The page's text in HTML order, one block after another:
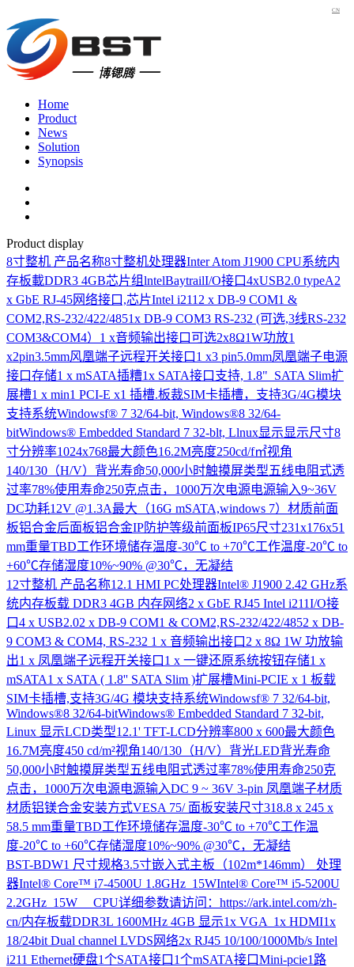
CN
Home
Product
News
Solution
Synopsis
Product display
8寸整机 产品名称8寸整机处理器Inter Atom J1900 CPU系统内
存板載DDR3 4GB芯片组lntelBaytrailI/O接口4xUSB2.0 typeA2
x GbE RJ-45网络接口,芯片Intel i2112 x DB-9 COM1 &
COM2,RS-232/422/4851x DB-9 COM3 RS-232 (可选,3线RS-232
COM3&COM4）1 x音频输出接口可选2x8Ω1W功放1
x2pin3.5mm风凰端子远程开关接口1 x3 pin5.0mm凤凰端子电源
接口存储1 x mSATA插糟1x SATA接口支持, 1.8" SATA Slim扩
展槽1 x min1 PCI-E x1 插槽.板裁SIM卡插槽，支持3G/4G模块
支持系统Windowsf® 7 32/64-bit, Windows®8 32/64-
bitWindows® Embedded Standard 7 32-blt, Llnux显示显示尺寸8
寸分辨率1024x768最大颜色16.2M亮度250cd/f㎡视角
140/130（H/V）背光寿命50,000小时触摸屏类型五线电阻式透
过率78%使用寿命250克点击，1000万次电源电源输入9~36V
DC功耗12V @1.3A最大（16G mSATA,windows 7）材质前面
板铝合金后面板铝合金IP防护等级前面板IP65尺寸231x176x51
mm重量TBD工作环境储存温度-30℃ to +70℃工作温度-20℃ to
+60℃存储湿度10%~90% @30℃，无凝结
12寸整机 产品名称12.1 HMI PC处理器Intel® J1900 2.42 GHz系
统内存板载 DDR3 4GB 内存网络2 x GbE RJ45 Intel i211I/O接
口4 x USB2.02 x DB-9 COM1 & COM2,RS-232/422/4852 x DB-
9 COM3 & COM4, RS-232 1 x 音频输出接口2 x 8Ω 1W 功放输
出1 x 凤凰端子远程开关接口1 x 一键还原系统按钮存储1 x
mSATA1 x SATA ( 1.8'' SATA Slim )扩展槽Mini-PCIE x 1 板载
SIM卡插槽,支持3G/4G 模块支持系统Windowsf® 7 32/64-bit,
Windows®8 32/64-bitWindows® Embedded Standard 7 32-bit,
Linux 显示LCD类型12.1' TFT-LCD分辨率800 x 600最大颜色
16.7M亮度450 cd/m²视角140/130（H/V）背光LED背光寿命
50,000小时触摸屏类型五线电阻式透过率78%使用寿命250克
点击，1000万次电源电源输入DC 9 ~ 36V 3-pin 凤凰端子材质
材质铝镁合金安装方式VESA 75/ 面板安装尺寸318.8 x 245 x
58.5 mm重量TBD工作环境储存温度-30℃ to +70℃工作温
度-20℃ to +60℃存储湿度10%~90% @30℃，无凝结
BST-BDW1 尺寸规格3.5寸嵌入式主板（102m*146mm） 处理
器Intel® Core™ i7-4500U 1.8GHz 15WIntel® Core™ i5-5200U
2.2GHz 15W CPU详细参数请访问：https://ark.intel.com/zh-
cn/内存板载DDR3L 1600MHz 4GB 显示1x VGA 1x HDMI1x
18/24bit Dual channel LVDS网络2x RJ45 10/100/1000Mb/s Intel
i211 Ethernet硬盘1个SATA接口1个mSATA接口Mini-pcie1路